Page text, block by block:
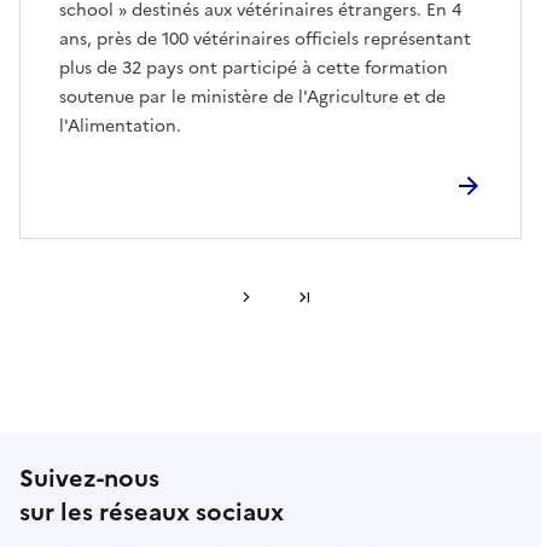
school » destinés aux vétérinaires étrangers. En 4
ans, près de 100 vétérinaires officiels représentant
plus de 32 pays ont participé à cette formation
soutenue par le ministère de l'Agriculture et de
l'Alimentation.
Page suivante
Suivez-nous
sur les réseaux sociaux